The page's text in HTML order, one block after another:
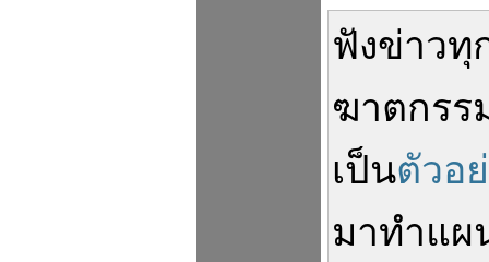
ฟังข่าวทุ
ฆาตกรร
เป็นตัวอ
มาทำแผ